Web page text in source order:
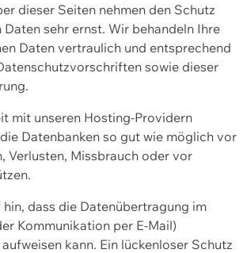
dieser Seiten nehmen den Schutz
sehr ernst. Wir behandeln Ihre
Daten vertraulich und entsprechend
sowie dieser
mit unseren Hosting-Providern
Datenbanken so gut wie möglich vor
Verlusten, Missbrauch oder vor
dass die Datenübertragung im
Kommunikation per E-Mail)
kann. Ein lückenloser Schutz